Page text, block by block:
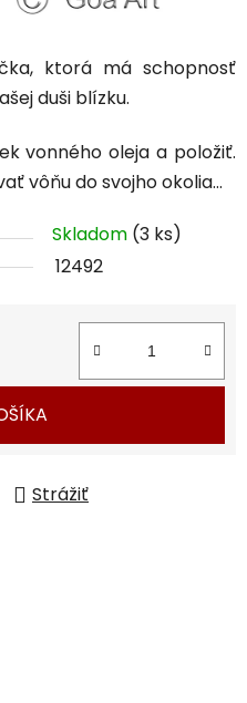
ktorá má schopnosť
duši blízku.
vonného oleja a položiť.
vôňu do svojho okolia...
Skladom (3 ks)
12492
Strážiť